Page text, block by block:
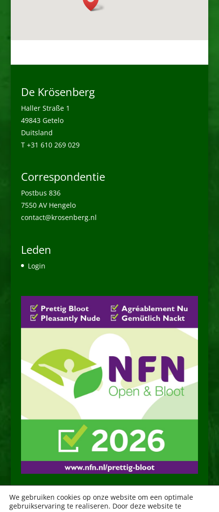
De Krösenberg
Haller Straße 1
49843 Getelo
Duitsland
T +31 610 269 029
Correspondentie
Postbus 836
7550 AV Hengelo
contact@krosenberg.nl
Leden
Login
We gebruiken cookies op onze website om een optimale
gebruikservaring te realiseren. Door deze website te